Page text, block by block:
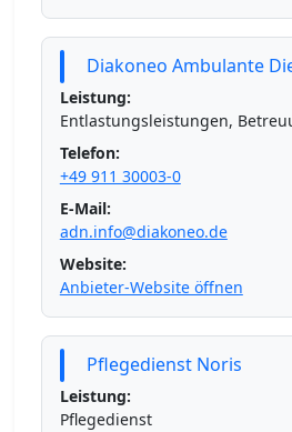
Diakoneo Ambulante
Leistung:
Entlastungsleistungen,
Telefon:
+49 911 30003-0
E-Mail:
adn.info@diakoneo.de
Website:
Anbieter-Website öffnen
Pflegedienst Noris
Leistung:
Pflegedienst